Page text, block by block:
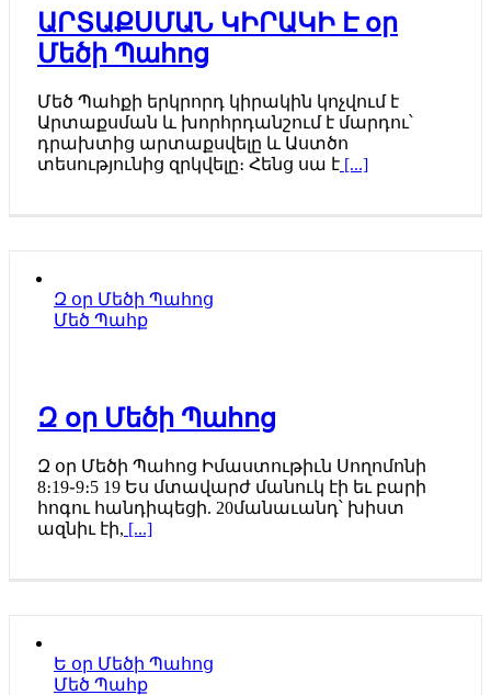
ԱՐՏԱՔՍՄԱՆ ԿԻՐԱԿԻ Է օր
Մեծի Պահոց
Մեծ Պահքի երկրորդ կիրակին կոչվում է
Արտաքսման և խորհրդանշում է մարդու՝
դրախտից արտաքսվելը և Աստծո
տեսությունից զրկվելը։ Հենց սա է [...]
Զ օր Մեծի Պահոց
Մեծ Պահք
Զ օր Մեծի Պահոց
Զ օր Մեծի Պահոց Իմաստութիւն Սողոմոնի
8։19֊9։5 19 Ես մտավարժ մանուկ էի եւ բարի
հոգու հանդիպեցի. 20մանաւանդ՝ խիստ
ազնիւ էի, [...]
Ե օր Մեծի Պահոց
Մեծ Պահք